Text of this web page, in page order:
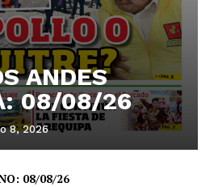
ANDES
08/08/26
8, 2026
08/08/26